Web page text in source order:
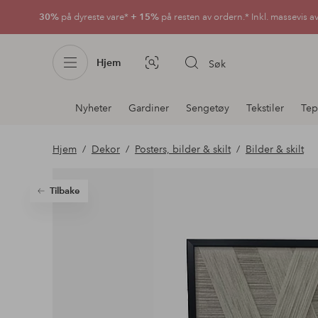
30% på dyreste vare* + 15% på resten av ordern.* Inkl. massevis
Hjem Bildesøk Søk
Avdelingsnavigering
Nyheter Gardiner Sengetøy Tekstiler
Hjem Dekor Posters, bilder & skilt Bilder & skilt
Tilbake